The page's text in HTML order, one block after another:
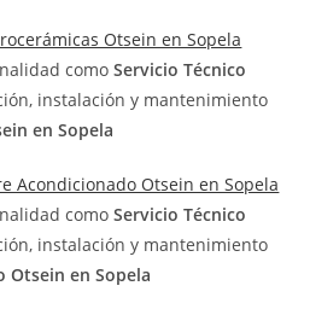
Otsein en Sopela
comoServicio Técnico
instalación y mantenimiento
en Sopela
Acondicionado Otsein en Sopela
comoServicio Técnico
instalación y mantenimiento
Otsein en Sopela